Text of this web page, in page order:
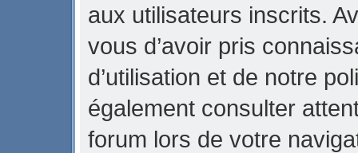
aux utilisateurs inscrits.
vous d’avoir pris
d’utilisation et de notre
également consulter
forum lors de votre